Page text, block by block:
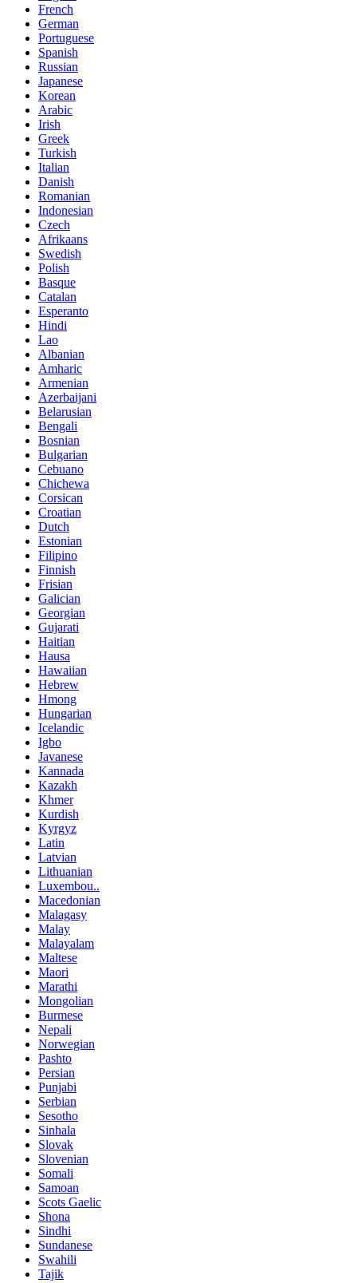
French
German
Portuguese
Spanish
Russian
Japanese
Korean
Arabic
Irish
Greek
Turkish
Italian
Danish
Romanian
Indonesian
Czech
Afrikaans
Swedish
Polish
Basque
Catalan
Esperanto
Hindi
Lao
Albanian
Amharic
Armenian
Azerbaijani
Belarusian
Bengali
Bosnian
Bulgarian
Cebuano
Chichewa
Corsican
Croatian
Dutch
Estonian
Filipino
Finnish
Frisian
Galician
Georgian
Gujarati
Haitian
Hausa
Hawaiian
Hebrew
Hmong
Hungarian
Icelandic
Igbo
Javanese
Kannada
Kazakh
Khmer
Kurdish
Kyrgyz
Latin
Latvian
Lithuanian
Luxembou..
Macedonian
Malagasy
Malay
Malayalam
Maltese
Maori
Marathi
Mongolian
Burmese
Nepali
Norwegian
Pashto
Persian
Punjabi
Serbian
Sesotho
Sinhala
Slovak
Slovenian
Somali
Samoan
Scots Gaelic
Shona
Sindhi
Sundanese
Swahili
Tajik